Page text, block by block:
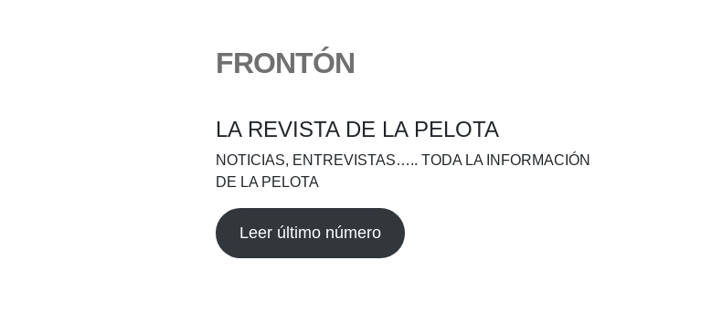
FRONTÓN
LA REVISTA DE LA PELOTA
NOTICIAS, ENTREVISTAS….. TODA LA INFORMACIÓN
DE LA PELOTA
Leer último número